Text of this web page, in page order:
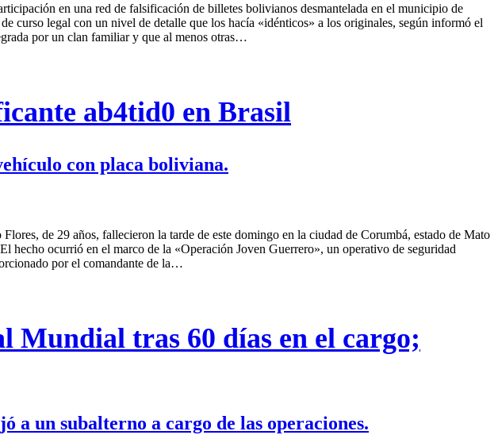
en una red de falsificación de billetes bolivianos desmantelada en el municipio de
curso legal con un nivel de detalle que los hacía «idénticos» a los originales, según informó el
por un clan familiar y que al menos otras…
ab4tid0 en Brasil
con placa boliviana.
de 29 años, fallecieron la tarde de este domingo en la ciudad de Corumbá, estado de Mato
ocurrió en el marco de la «Operación Joven Guerrero», un operativo de seguridad
por el comandante de la…
Mundial tras 60 días en el cargo;
a un subalterno a cargo de las operaciones.